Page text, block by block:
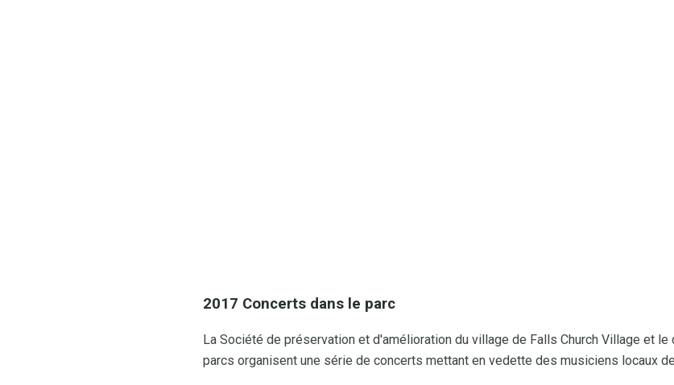
2017 Concerts dans le parc
La Société de préservation et d'amélioration du village de Falls Church Village et
parcs organisent une série de concerts mettant en vedette des musiciens locaux